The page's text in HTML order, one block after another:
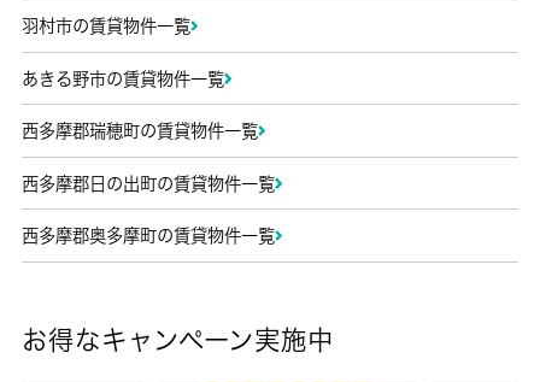
羽村市の賃貸物件一覧
あきる野市の賃貸物件一覧
西多摩郡瑞穂町の賃貸物件一覧
西多摩郡日の出町の賃貸物件一覧
西多摩郡奥多摩町の賃貸物件一覧
お得なキャンペーン実施中